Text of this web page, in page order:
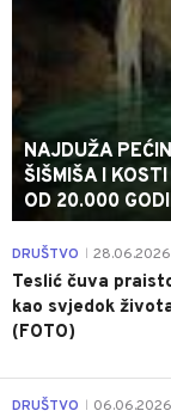
NAJDUŽA
ŠIŠMIŠA I
OD 20.000
DRUŠTVO
Teslić čuva
kao svjedok
(FOTO)
DRUŠTVO